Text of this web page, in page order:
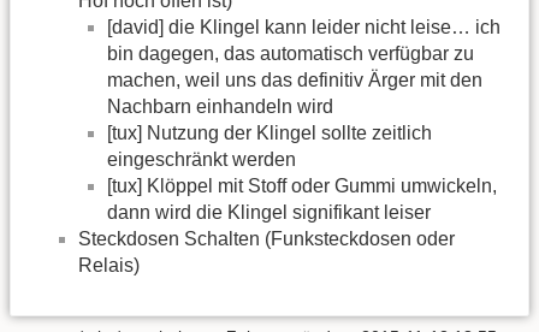
[david] die Klingel kann leider nicht leise… ich
bin dagegen, das automatisch verfügbar zu
machen, weil uns das definitiv Ärger mit den
Nachbarn einhandeln wird
[tux] Nutzung der Klingel sollte zeitlich
eingeschränkt werden
[tux] Klöppel mit Stoff oder Gummi umwickeln,
dann wird die Klingel signifikant leiser
Steckdosen Schalten (Funksteckdosen oder
Relais)